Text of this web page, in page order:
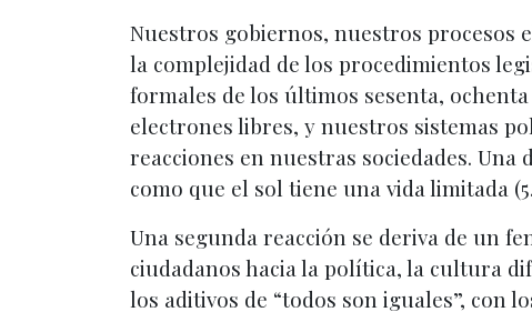
Nuestros gobiernos, nuestros
la complejidad de los procedimientos
formales de los últimos sesenta,
electrones libres, y nuestros sistemas
reacciones en nuestras sociedades.
como que el sol tiene una vida limitada
Una segunda reacción se deriva de un
ciudadanos hacia la política, la cultura
los aditivos de “todos son iguales”, con